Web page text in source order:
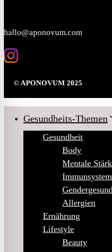
hallo@aponovum.com
© APONOVUM 2025
Gesundheits-Themen
Gesundheit
Body
Mentale
Immunsystem
Allergien
Ernährung
Lifestyle
Beauty